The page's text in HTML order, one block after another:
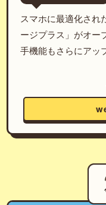
スマホに最適化され
ージプラス」がオー
手機能もさらにアッ